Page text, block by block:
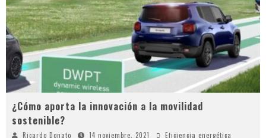
¿Cómo aporta la innovación a la movilidad
sostenible?
Ricardo Donato 14 noviembre, 2021 Eficiencia energética